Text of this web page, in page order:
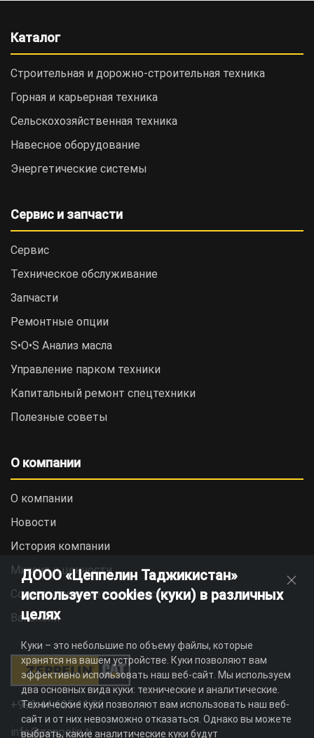
Каталог
Строительная и дорожно-cтроительная техника
Горная и карьерная техника
Сельскохозяйственная техника
Навесное оборудование
Энергетические системы
Сервис и запчасти
Сервис
Техническое обслуживание
Запчасти
Ремонтные опции
S•O•S Анализ масла
Управление парком техники
Капитальный ремонт спецтехники
Полезные советы
О компании
О компании
Новости
История компании
Миссия и ценности
Социальная ответственность
Вакансии
+992 44 625 11 22
info@zeppelin.tj
ДООО «Цеппелин Таджикистан»
использует cookies (куки) в различных
целях
Куки – это небольшие по объему файлы, которые
хранятся на вашем устройстве. Куки позволяют вам
эффективно использовать наш веб-сайт. Мы используем
два основных вида куки: технические и аналитические.
Технические куки позволяют вам использовать наш веб-
сайт и от них невозможно отказаться. Однако вы можете
выбрать, какие аналитические куки будут